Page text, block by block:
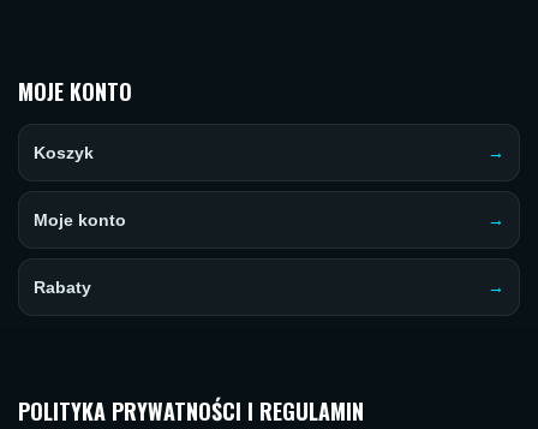
MOJE KONTO
Koszyk
Moje konto
Rabaty
POLITYKA PRYWATNOŚCI I REGULAMIN